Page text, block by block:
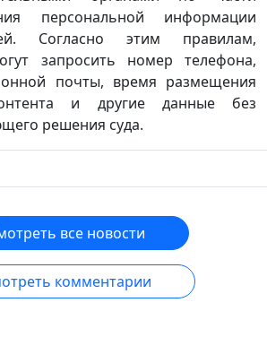
персональной информации
Согласно этим правилам,
запросить номер телефона,
почты, время размещения
и другие данные без
решения суда.
все новости
комментарии